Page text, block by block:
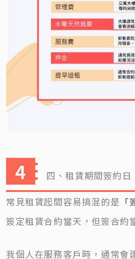
四、租賃期間簽約
常見租賃起間容易搞混的是
簽定租賃合約當天，但簽合約
我個人在服務客戶時，通常會